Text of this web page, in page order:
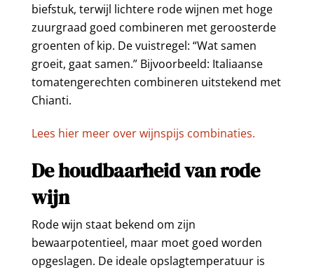
biefstuk, terwijl lichtere rode wijnen met hoge
zuurgraad goed combineren met geroosterde
groenten of kip. De vuistregel: “Wat samen
groeit, gaat samen.” Bijvoorbeeld: Italiaanse
tomatengerechten combineren uitstekend met
Chianti.
Lees hier meer over wijnspijs combinaties.
De houdbaarheid van rode
wijn
Rode wijn staat bekend om zijn
bewaarpotentieel, maar moet goed worden
opgeslagen. De ideale opslagtemperatuur is